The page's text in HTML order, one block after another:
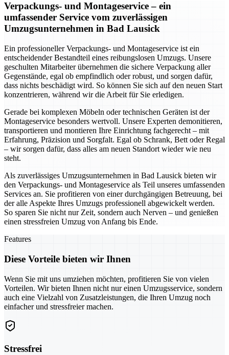
Verpackungs- und Montageservice – ein
umfassender Service vom zuverlässigen
Umzugsunternehmen in Bad Lausick
Ein professioneller Verpackungs- und Montageservice ist ein
entscheidender Bestandteil eines reibungslosen Umzugs. Unsere
geschulten Mitarbeiter übernehmen die sichere Verpackung aller
Gegenstände, egal ob empfindlich oder robust, und sorgen dafür,
dass nichts beschädigt wird. So können Sie sich auf den neuen Start
konzentrieren, während wir die Arbeit für Sie erledigen.
Gerade bei komplexen Möbeln oder technischen Geräten ist der
Montageservice besonders wertvoll. Unsere Experten demonitieren,
transportieren und montieren Ihre Einrichtung fachgerecht – mit
Erfahrung, Präzision und Sorgfalt. Egal ob Schrank, Bett oder Regal
– wir sorgen dafür, dass alles am neuen Standort wieder wie neu
steht.
Als zuverlässiges Umzugsunternehmen in Bad Lausick bieten wir
den Verpackungs- und Montageservice als Teil unseres umfassenden
Services an. Sie profitieren von einer durchgängigen Betreuung, bei
der alle Aspekte Ihres Umzugs professionell abgewickelt werden.
So sparen Sie nicht nur Zeit, sondern auch Nerven – und genießen
einen stressfreien Umzug von Anfang bis Ende.
Features
Diese Vorteile bieten wir Ihnen
Wenn Sie mit uns umziehen möchten, profitieren Sie von vielen
Vorteilen. Wir bieten Ihnen nicht nur einen Umzugsservice, sondern
auch eine Vielzahl von Zusatzleistungen, die Ihren Umzug noch
einfacher und stressfreier machen.
Stressfrei